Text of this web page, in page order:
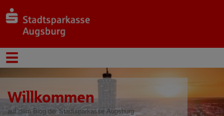
Willkommen
auf dem Blog der Stadtsparkasse Augsburg